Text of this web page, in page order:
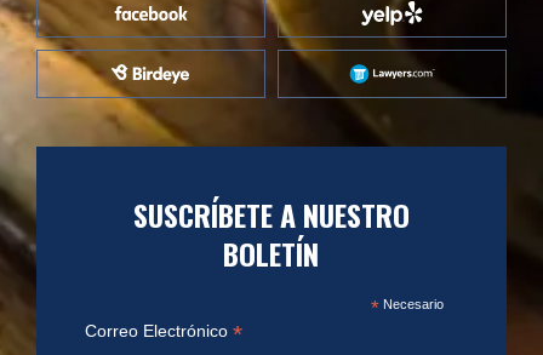
SUSCRÍBETE A NUESTRO
BOLETÍN
*Necesario
Correo Electrónico *